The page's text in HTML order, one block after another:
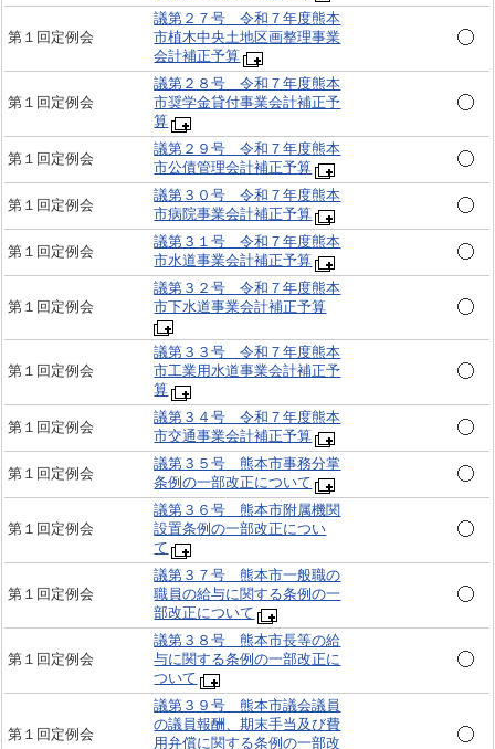
第１回定例会
議第２７号 令和７年度熊本
市植木中央土地区画整理事業
会計補正予算
第１回定例会
議第２８号 令和７年度熊本
市奨学金貸付事業会計補正予
算
第１回定例会
議第２９号 令和７年度熊本
市公債管理会計補正予算
第１回定例会
議第３０号 令和７年度熊本
市病院事業会計補正予算
第１回定例会
議第３１号 令和７年度熊本
市水道事業会計補正予算
第１回定例会
議第３２号 令和７年度熊本
市下水道事業会計補正予算
第１回定例会
議第３３号 令和７年度熊本
市工業用水道事業会計補正予
算
第１回定例会
議第３４号 令和７年度熊本
市交通事業会計補正予算
第１回定例会
議第３５号 熊本市事務分掌
条例の一部改正について
第１回定例会
議第３６号 熊本市附属機関
設置条例の一部改正につい
て
第１回定例会
議第３７号 熊本市一般職の
職員の給与に関する条例の一
部改正について
第１回定例会
議第３８号 熊本市長等の給
与に関する条例の一部改正に
ついて
第１回定例会
議第３９号 熊本市議会議員
の議員報酬、期末手当及び費
用弁償に関する条例の一部改